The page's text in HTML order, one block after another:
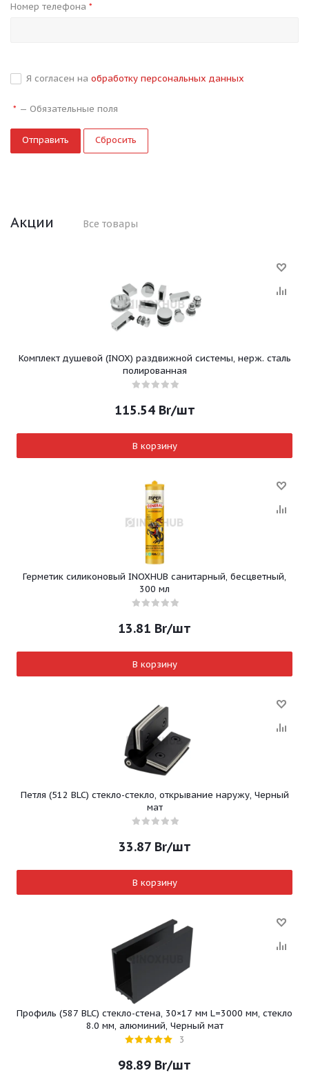
Номер телефона *
Я согласен на обработку персональных данных
* — Обязательные поля
Сбросить
Акции Все товары
Комплект душевой (INOX) раздвижной системы, нерж. сталь
полированная
115.54Br/шт
В корзину
Герметик силиконовый INOXHUB санитарный, бесцветный,
300 мл
13.81 Br/шт
В корзину
Петля (512 BLC) стекло-стекло, открывание наружу, Черный
мат
33.87Br/шт
В корзину
Профиль (587 BLC) стекло-стена, 30×17 мм L=3000 мм, стекло
8.0 мм, алюминий, Черный мат
3
98.89 Br/шт